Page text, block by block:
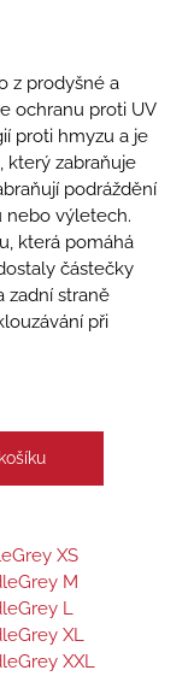
z prodyšné a
ochranu proti UV
proti hmyzu a je
který zabraňuje
podráždění
nebo výletech.
která pomáhá
částečky
zadní straně
při
XS
M
L
XL
XXL